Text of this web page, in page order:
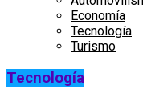
Economía
Tecnología
Turismo
Tecnología